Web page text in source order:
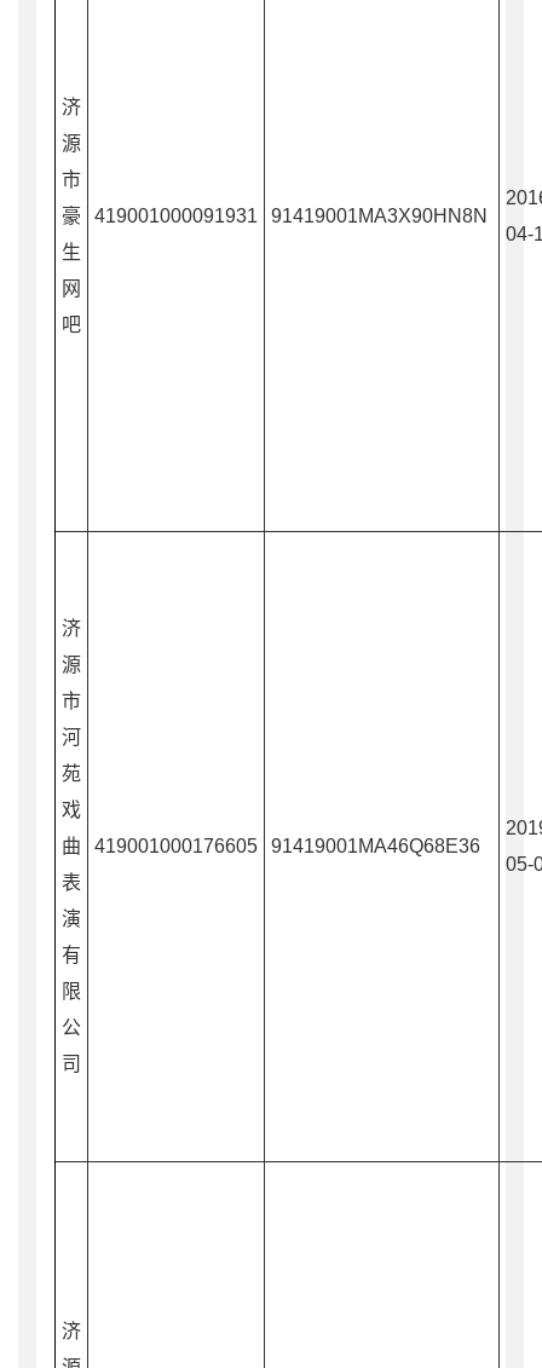
济
源
市
豪
生
网
吧
419001000091931 91419001MA3X90HN8N
04-
济
源
市
河
苑
戏
曲
表
演
有
限
公
司
419001000176605 91419001MA46Q68E36
05-
济